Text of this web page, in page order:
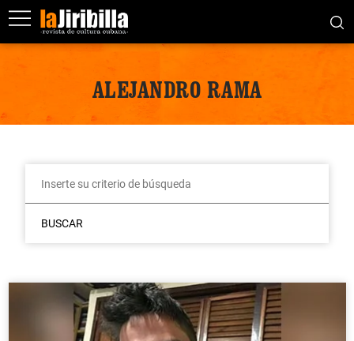
ALEJANDRO RAMA
BUSCAR